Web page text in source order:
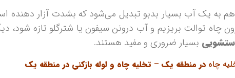
به يک آب بسیار بدبو تبديل می‌شود که بشدت آزار دهنده
چاه توالت بریزیم و آب درونن سيفون یا شترگلو تازه
بسیار ضروری و مفید هستند.
چاهدر منطقه یک – تخلیه چاه و لوله بازکنی در منطقه یک